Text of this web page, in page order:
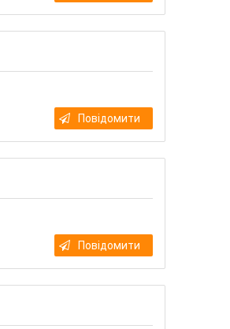
Повідомити
Повідомити